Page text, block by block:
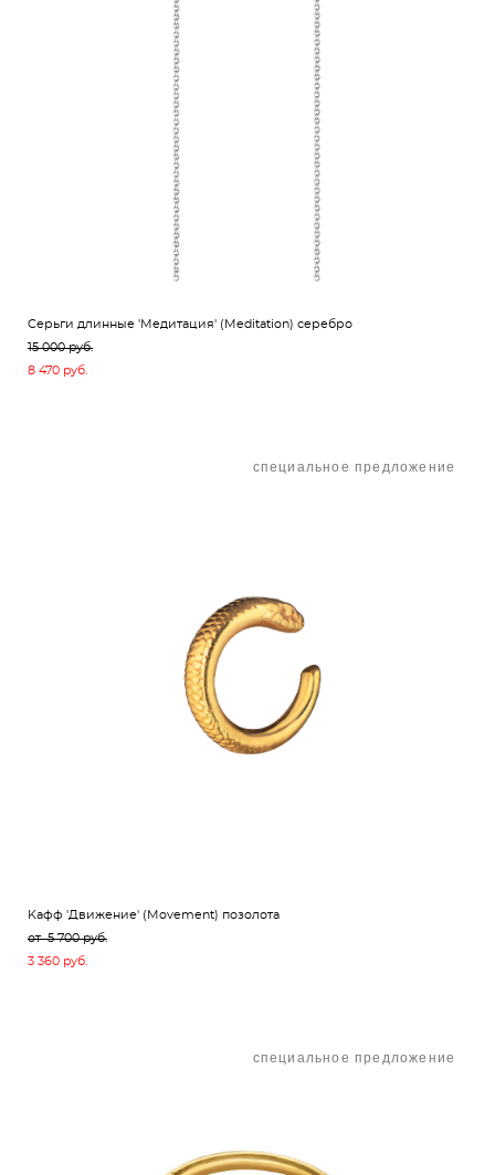
Cерьги длинные 'Медитация' (Meditation) серебро
15 000 pуб.
8 470 pуб.
специальное предложение
Kафф 'Движение' (Movement) позолота
от 5 700 pуб.
3 360 pуб.
специальное предложение